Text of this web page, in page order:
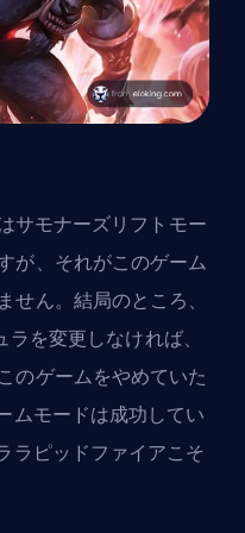
サモナーズリフトモー
が、それがこのゲーム
ん。結局のところ、
を変更しなければ、
のゲームをやめていた
ムモードは成功してい
ラピッドファイアこそ